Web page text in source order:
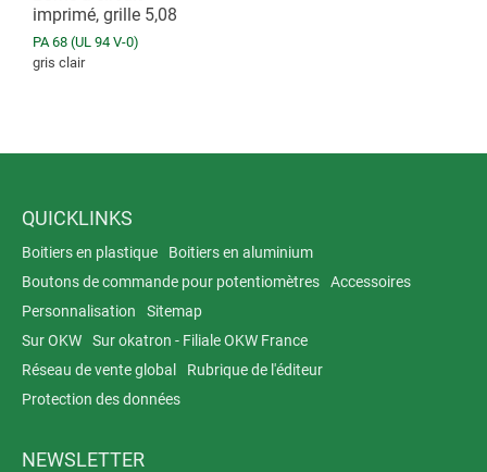
imprimé, grille 5,08
PA 68 (UL 94 V-0)
gris clair
QUICKLINKS
Boitiers en plastique
Boitiers en aluminium
Boutons de commande pour potentiomètres
Accessoires
Personnalisation
Sitemap
Sur OKW
Sur okatron - Filiale OKW France
Réseau de vente global
Rubrique de l'éditeur
Protection des données
NEWSLETTER